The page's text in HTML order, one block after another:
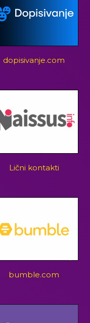
dopisivanje.com
Lični kontakti
bumble.com